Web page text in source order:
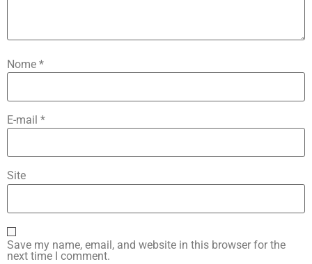
Nome *
E-mail *
Site
Save my name, email, and website in this browser for the
next time I comment.